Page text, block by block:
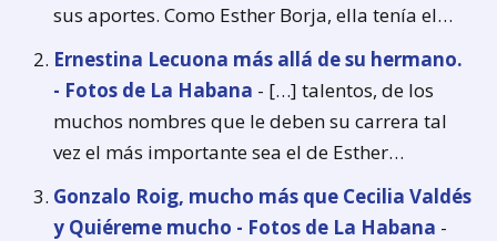
sus aportes. Como Esther Borja, ella tenía el…
Ernestina Lecuona más allá de su hermano.
- Fotos de La Habana - […] talentos, de los
muchos nombres que le deben su carrera tal
vez el más importante sea el de Esther…
Gonzalo Roig, mucho más que Cecilia Valdés
y Quiéreme mucho - Fotos de La Habana -